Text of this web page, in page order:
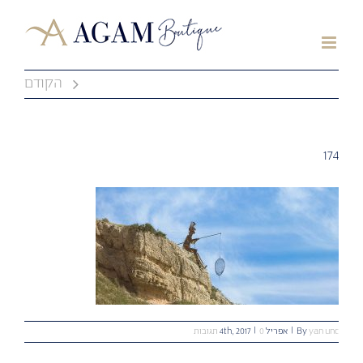
הקודם
174
Byyan unc
| אפריל 4th, 2017 | 0 תגובות